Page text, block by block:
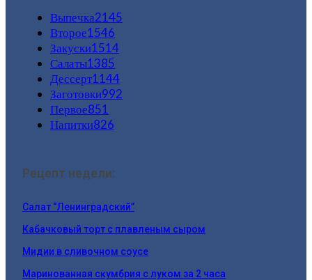
Выпечка2145
Второе1546
Закуски1514
Салаты1385
Дессерт1144
Заготовки992
Первое851
Напитки826
Рецепт недели:
Салат “Ленинградский”
Кабачковый торт с плавленым сыром
Мидии в сливочном соусе
Маринованная скумбрия с луком за 2 часа